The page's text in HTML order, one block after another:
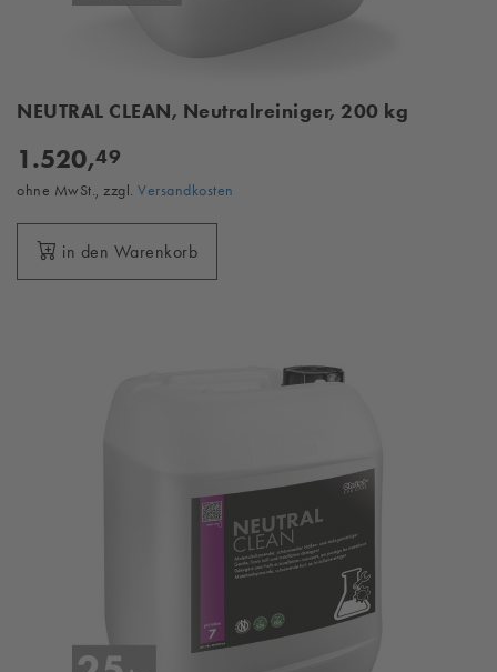
NEUTRAL CLEAN, Neutralreiniger, 200 kg
1.520,49
ohne MwSt., zzgl. Versandkosten
in den Warenkorb